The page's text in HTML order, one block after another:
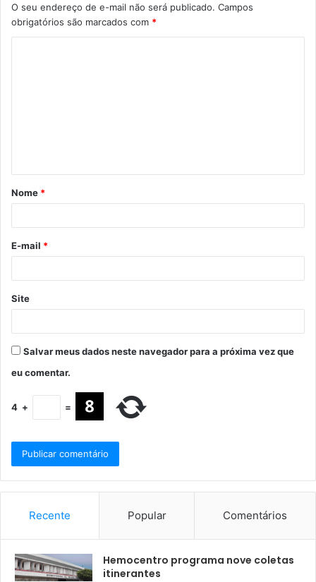
O seu endereço de e-mail não será publicado. Campos
obrigatórios são marcados com *
Nome *
E-mail *
Site
Salvar meus dados neste navegador para a próxima vez que
eu comentar.
4 + =
Recente Popular Comentários
Hemocentro programa nove coletas
itinerantes